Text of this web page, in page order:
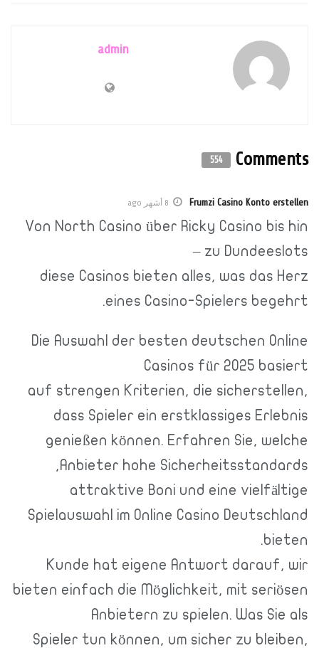
admin
Comments
554
Frumzi Casino Konto erstellen 8 أشهر ago
Von North Casino über Ricky Casino bis hin
zu Dundeeslots –
diese Casinos bieten alles, was das Herz
eines Casino-Spielers begehrt.
Die Auswahl der besten deutschen Online
Casinos für 2025 basiert
auf strengen Kriterien, die sicherstellen,
dass Spieler ein erstklassiges Erlebnis
genießen können. Erfahren Sie, welche
Anbieter hohe Sicherheitsstandards,
attraktive Boni und eine vielfältige
Spielauswahl im Online Casino Deutschland
bieten.
Kunde hat eigene Antwort darauf, wir
bieten einfach die Möglichkeit, mit seriösen
Anbietern zu spielen. Was Sie als
Spieler tun können, um sicher zu bleiben,